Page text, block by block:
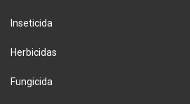
Inseticida
Herbicidas
Fungicida